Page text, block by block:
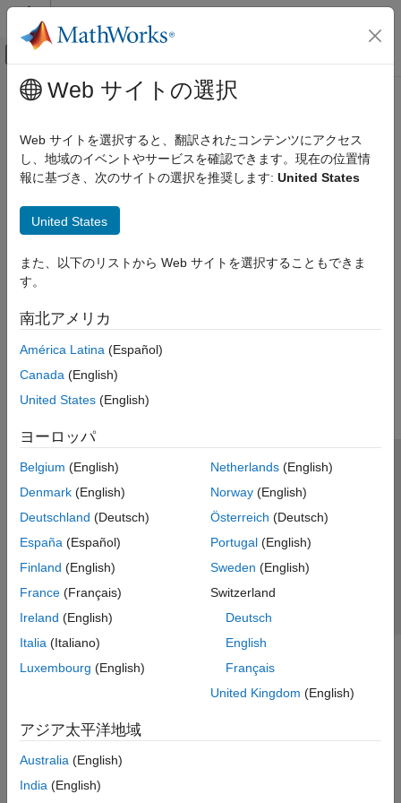
コンテンツへスキップ
オフキャンバス ナビゲーション メ
ドキュメンテーションのホーム
コード検証
メインコンテンツ
この情報は役に立ちましたか？
Web サイトの選択
Web サイトを選択すると、翻訳されたコンテンツにアクセス
し、地域のイベントやサービスを確認できます。現在の位置情
報に基づき、次のサイトの選択を推奨します: United States
United States
また、以下のリストから Web サイトを選択することもできま
す。
南北アメリカ
América Latina (Español)
Canada (English)
United States (English)
ヨーロッパ
Belgium (English)
Denmark (English)
Deutschland (Deutsch)
España (Español)
Finland (English)
France (Français)
Ireland (English)
Italia (Italiano)
Luxembourg (English)
Netherlands(English)
Norway(English)
Österreich (Deutsch)
Portugal(English)
Sweden (English)
Switzerland
Deutsch
English
Français
United Kingdom (English)
アジア太平洋地域
Australia (English)
India (English)
トラストセンター
プライバシー ポリシー
違法コピー防止
アプリケーション ステータス
© 1994-2026 The MathWorks, Inc.